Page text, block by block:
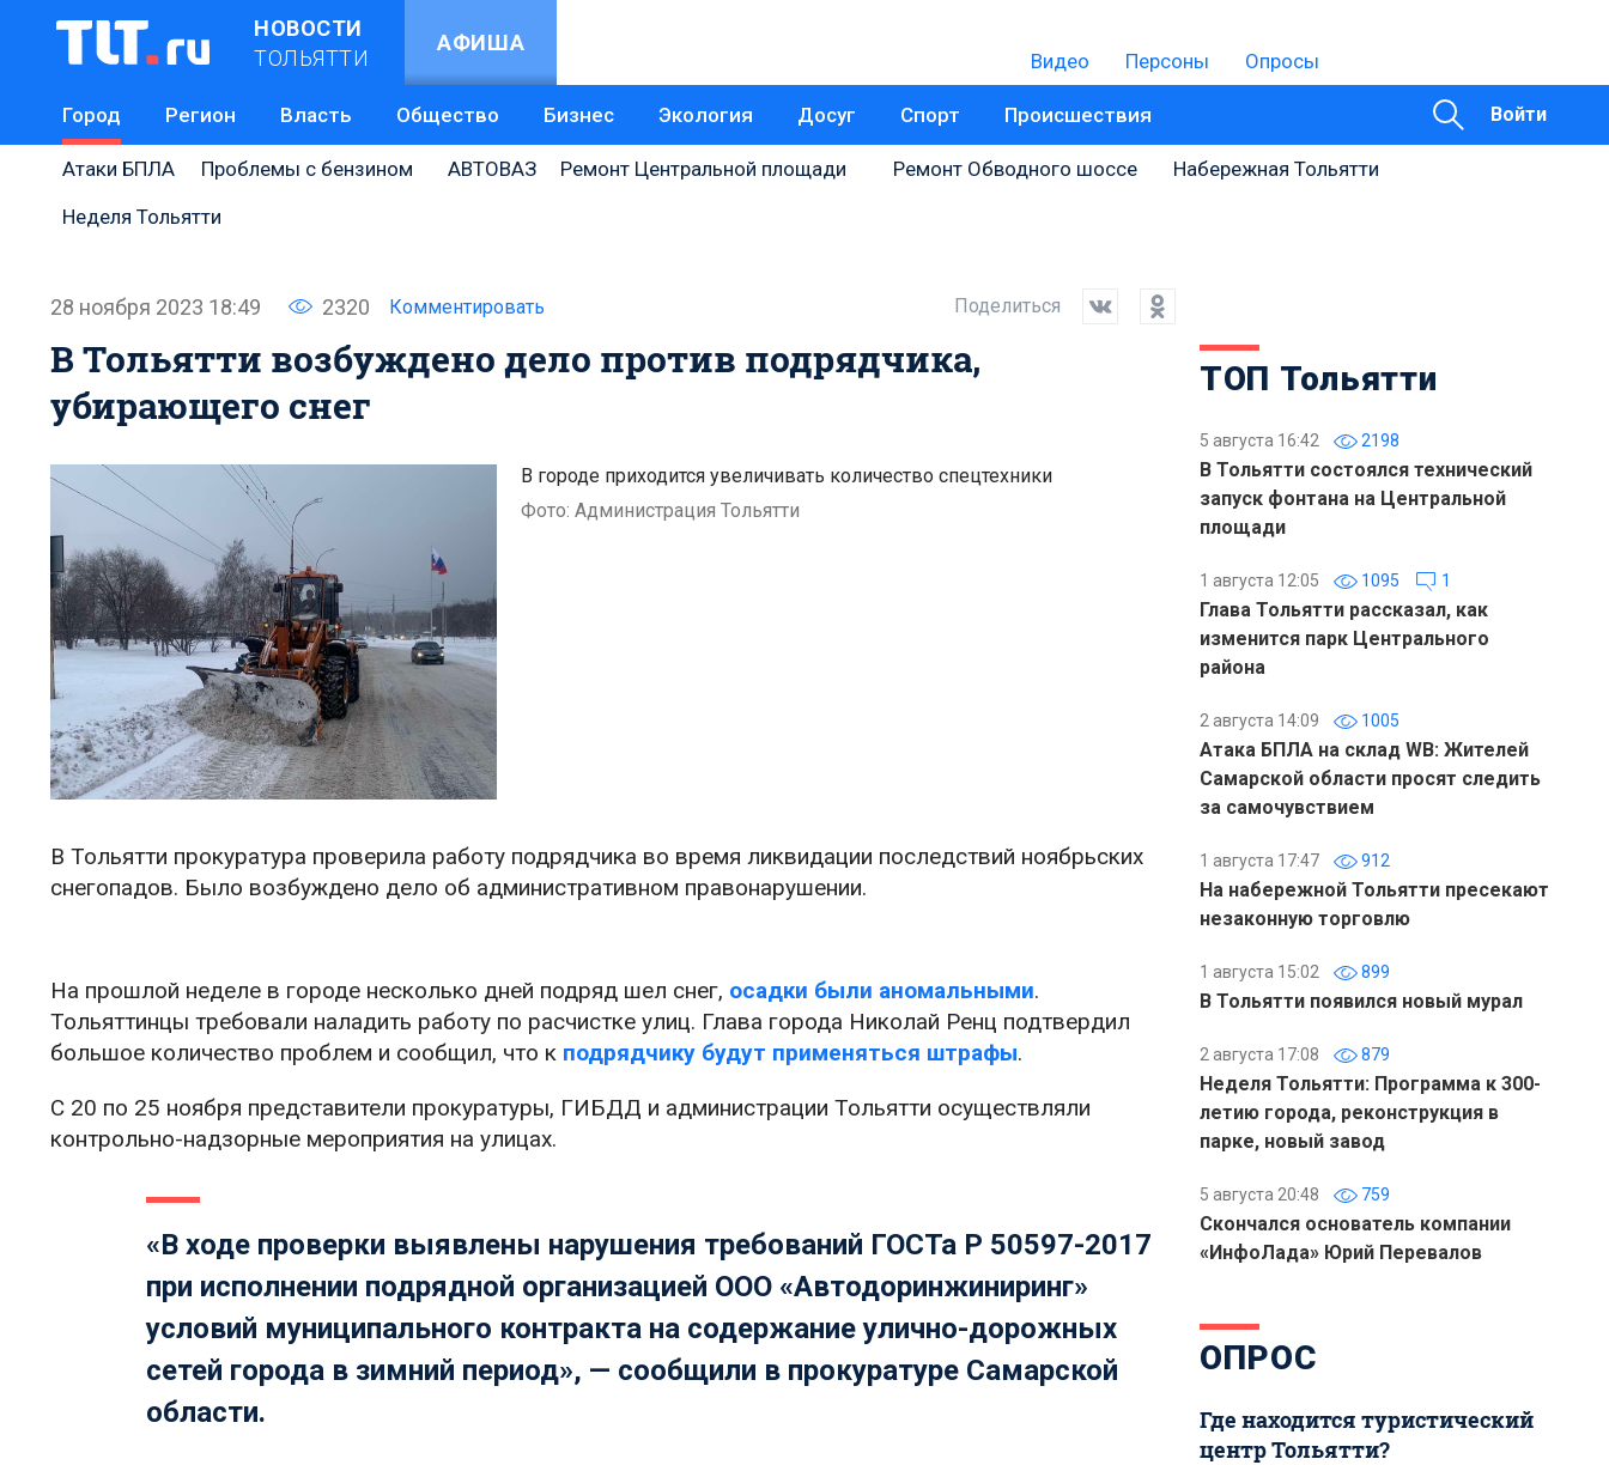
НОВОСТИ
ТОЛЬЯТТИ
АФИША
Видео Персоны Опросы
Город Регион Власть Общество Бизнес Экология Досуг Спорт Происшествия Войти
Атаки БПЛА Проблемы с бензином АВТОВАЗ Ремонт Центральной площади Ремонт Обводного шоссе
Набережная Тольятти
Неделя Тольятти
28 ноября 2023 18:49 2320 Комментировать Поделиться
В Тольятти возбуждено дело против подрядчика,
убирающего снег
В городе приходится увеличивать количество спецтехники
Фото: Администрация Тольятти
В Тольятти прокуратура проверила работу подрядчика во время ликвидации последствий ноябрьских
снегопадов. Было возбуждено дело об административном правонарушении.
На прошлой неделе в городе несколько дней подряд шел снег, осадки были аномальными.
Тольяттинцы требовали наладить работу по расчистке улиц. Глава города Николай Ренц подтвердил
большое количество проблем и сообщил, что к подрядчику будут применяться штрафы.
С 20 по 25 ноября представители прокуратуры, ГИБДД и администрации Тольятти осуществляли
контрольно-надзорные мероприятия на улицах.
«В ходе проверки выявлены нарушения требований ГОСТа Р 50597-2017
при исполнении подрядной организацией ООО «Автодоринжиниринг»
условий муниципального контракта на содержание улично-дорожных
сетей города в зимний период», — сообщили в прокуратуре Самарской
области.
ТОП Тольятти
5 августа 16:42 2198
В Тольятти состоялся технический
запуск фонтана на Центральной
площади
1 августа 12:05 1095 1
Глава Тольятти рассказал, как
изменится парк Центрального
района
2 августа 14:09 1005
Атака БПЛА на склад WB: Жителей
Самарской области просят следить
за самочувствием
1 августа 17:47 912
На набережной Тольятти пресекают
незаконную торговлю
1 августа 15:02 899
В Тольятти появился новый мурал
2 августа 17:08 879
Неделя Тольятти: Программа к 300-
летию города, реконструкция в
парке, новый завод
5 августа 20:48 759
Скончался основатель компании
«ИнфоЛада» Юрий Перевалов
ОПРОС
Где находится туристический
центр Тольятти?